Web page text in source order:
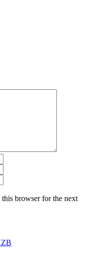
browser for the next